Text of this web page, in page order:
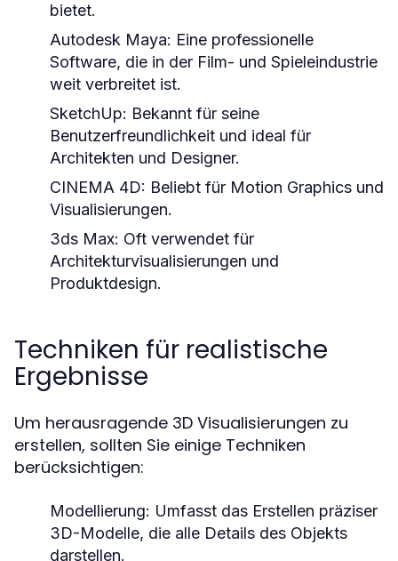
bietet.
Autodesk Maya: Eine professionelle
Software, die in der Film- und Spieleindustrie
weit verbreitet ist.
SketchUp: Bekannt für seine
Benutzerfreundlichkeit und ideal für
Architekten und Designer.
CINEMA 4D: Beliebt für Motion Graphics und
Visualisierungen.
3ds Max: Oft verwendet für
Architekturvisualisierungen und
Produktdesign.
Techniken für realistische
Ergebnisse
Um herausragende 3D Visualisierungen zu
erstellen, sollten Sie einige Techniken
berücksichtigen:
Modellierung: Umfasst das Erstellen präziser
3D-Modelle, die alle Details des Objekts
darstellen.